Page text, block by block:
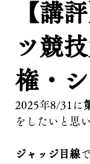
【講
ツ競
権・
2025年8/31に
をしたいと思
ジャッジ目線